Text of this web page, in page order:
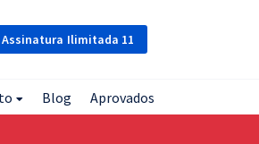
Assinatura Ilimitada 11
Blog Aprovados